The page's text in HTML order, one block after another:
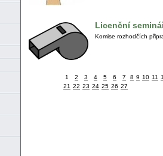
Licenční
Komise rozhodčích
1 2 3 4 5 6 7 8 9 10 11
21 22 23 24 25 26 27